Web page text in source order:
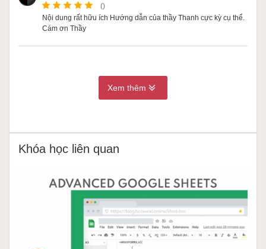
()
Nội dung rất hữu ích Hướng dẫn của thầy Thanh cực kỳ cụ thể.
Cám ơn Thầy
Xem thêm
Khóa học liên quan